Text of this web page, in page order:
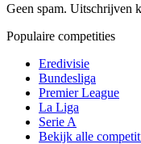
Geen spam. Uitschrijven
Populaire competities
Eredivisie
Bundesliga
Premier League
La Liga
Serie A
Bekijk alle